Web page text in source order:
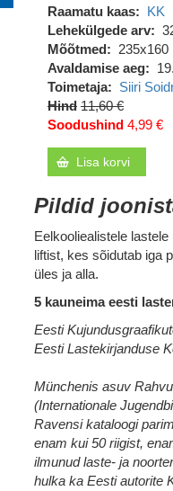
Raamatu kaas
KK
Lehekülgede arv
Mõõtmed
235x160
Avaldamise aeg
Toimetaja
Siiri
Hind 11,60 €
Soodushind 4,99 €
Lisa korvi
Pildid
Eelkooliealistele
liftist, kes sõidutab iga
üles ja alla.
5 kauneima eesti
Eesti
Eesti Lastekirjanduse
Münchenis asuv
(Internationale
Ravensi kataloogi
enam kui 50 riigist,
ilmunud laste- ja
hulka ka Eesti autorite